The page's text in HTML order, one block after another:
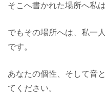
そこへ書かれた場所へ私
でもその場所へは、私一
です。
あなたの個性、そして音
てください。